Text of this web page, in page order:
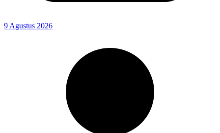
9 Agustus 2026